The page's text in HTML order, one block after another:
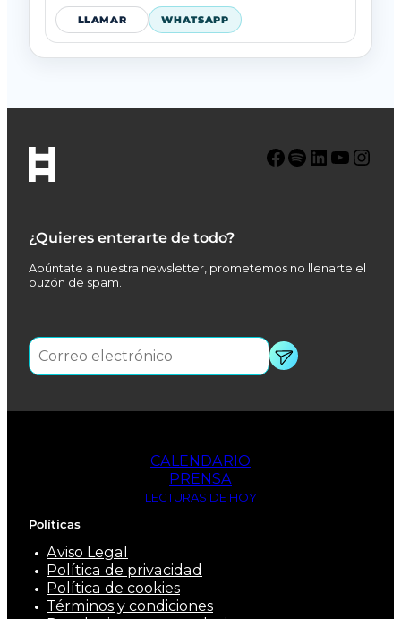
LLAMAR WHATSAPP
¿Quieres enterarte de todo?
Apúntate a nuestra newsletter, prometemos no llenarte el
buzón de spam.
Facebook Spotify LinkedIn YouTube Instagram
CALENDARIO
PRENSA
LECTURAS DE HOY
Políticas
Aviso Legal
Política de privacidad
Política de cookies
Términos y condiciones